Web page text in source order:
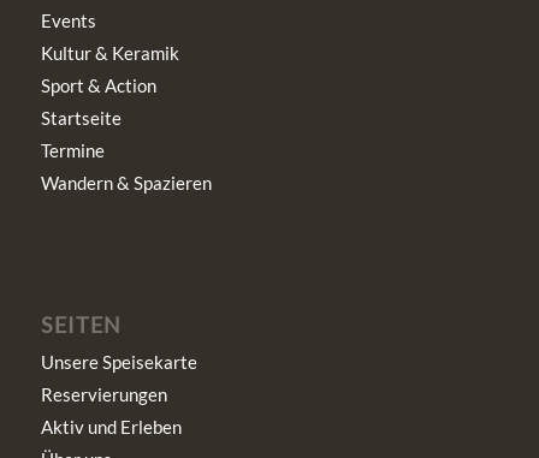
Events
Kultur & Keramik
Sport & Action
Startseite
Termine
Wandern & Spazieren
SEITEN
Unsere Speisekarte
Reservierungen
Aktiv und Erleben